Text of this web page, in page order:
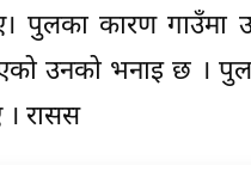
पुलका कारण गाउँमा
उनको भनाइ छ । पुल
रासस